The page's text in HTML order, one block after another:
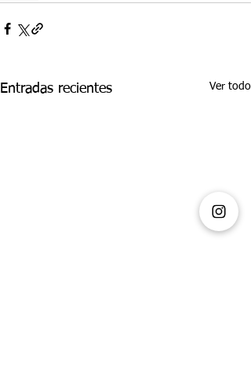
Entradas recientes Ver todo